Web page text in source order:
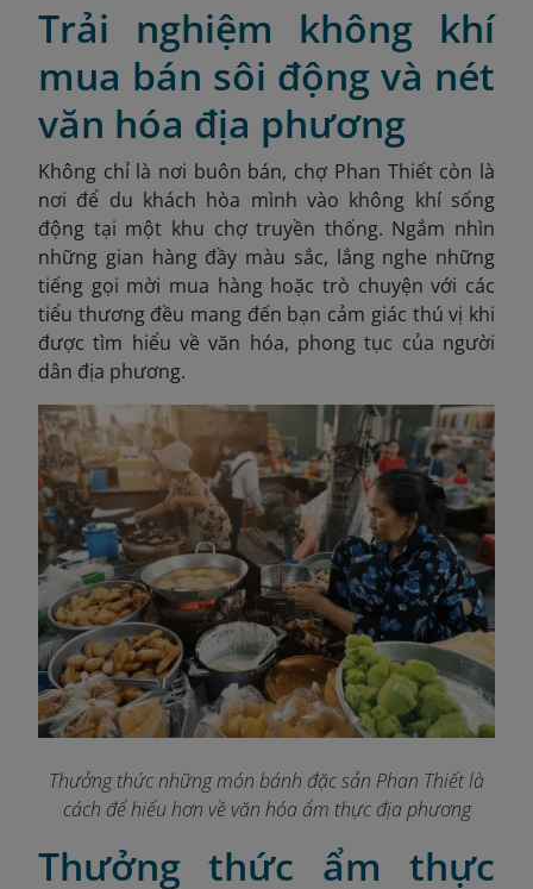
Trải nghiệm không khí
mua bán sôi động và nét
văn hóa địa phương
Không chỉ là nơi buôn bán, chợ Phan Thiết còn là
nơi để du khách hòa mình vào không khí sống
động tại một khu chợ truyền thống. Ngắm nhìn
những gian hàng đầy màu sắc, lắng nghe những
tiếng gọi mời mua hàng hoặc trò chuyện với các
tiểu thương đều mang đến bạn cảm giác thú vị khi
được tìm hiểu về văn hóa, phong tục của người
dân địa phương.
Thưởng thức những món bánh đặc sản Phan Thiết là
cách để hiểu hơn về văn hóa ẩm thực địa phương
Thưởng thức ẩm thực